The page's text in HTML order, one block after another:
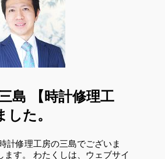
島 【時計修理工
た。
計修理工房の三島でございま
ます。 わたくしは、ウェブサイ